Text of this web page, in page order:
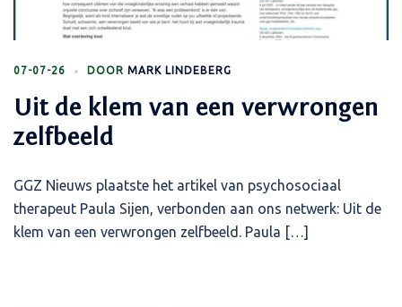
07-07-26 DOOR MARK LINDEBERG
Uit de klem van een verwrongen
zelfbeeld
GGZ Nieuws plaatste het artikel van psychosociaal
therapeut Paula Sijen, verbonden aan ons netwerk: Uit de
klem van een verwrongen zelfbeeld. Paula […]